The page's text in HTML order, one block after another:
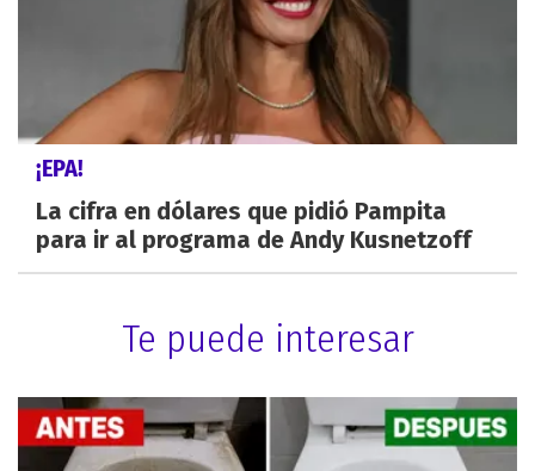
¡EPA!
La cifra en dólares que pidió Pampita
para ir al programa de Andy Kusnetzoff
Te puede interesar